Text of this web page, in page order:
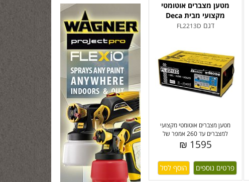
מטען מצברים אוטומטי
מקצועי מבית Deca
דגם FL2213D
מטען מצברים אוטומטי מקצועי
למצברים עד 260 אמפר של
1595 ₪
פרטים נוספים